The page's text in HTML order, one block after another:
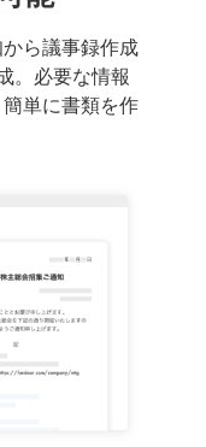
ら議事録作成
。必要な情報
単に書類を作